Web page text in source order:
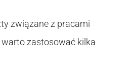
związane z pracami
zastosować kilka